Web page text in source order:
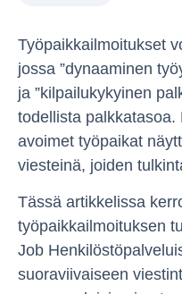
Työpaikkailmoitukset
jossa ”dynaaminen
ja ”kilpailukykyinen
todellista
avoimet työpaikat
viesteinä, joiden
Tässä artikkelissa
työpaikkailmoituksen
Job
suoraviivaiseen